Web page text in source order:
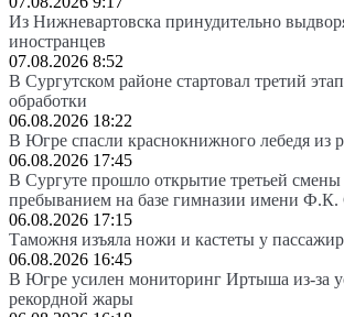
Из Нижневартовска принудительно
иностранцев
07.08.2026 8:52
В Сургутском районе стартовал третий
обработки
06.08.2026 18:22
В Югре спасли краснокнижного лебедя из
06.08.2026 17:45
В Сургуте прошло открытие третьей
пребыванием на базе гимназии имени Ф.К.
06.08.2026 17:15
Таможня изъяла ножи и кастеты у
06.08.2026 16:45
В Югре усилен мониторинг Иртыша из-за
рекордной жары